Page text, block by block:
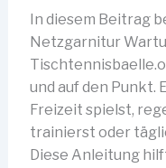
In diesem Beitrag
Netzgarnitur
und auf den Punkt.
Freizeit spielst,
trainierst oder
Diese Anleitung